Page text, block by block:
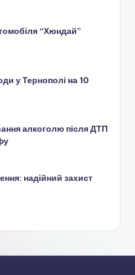
“Хюндай”
у Тернополі на 10
алкоголю після ДТП
надійний захист